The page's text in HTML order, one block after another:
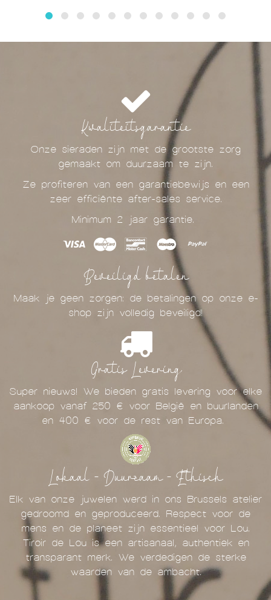
Kwaliteitsgarantie
Onze sieraden zijn met de grootste zorg
gemaakt om duurzaam te zijn.
Ze profiteren van een garantiebewijs en een
zeer efficiënte after-sales service.
Minimum 2 jaar garantie.
Beveiligd betalen
Maak je geen zorgen: de betalingen op onze e-
shop zijn volledig beveiligd!
Gratis Levering
Super nieuws! We bieden gratis levering voor elke
aankoop vanaf 250 € voor België en buurlanden
en 400 € voor de rest van Europa.
Lokaal - Duurzaam - Ethisch
Elk van onze juwelen werd in ons Brussels atelier
gedroomd en geproduceerd. Respect voor de
mens en de planeet zijn essentieel voor Lou.
Tiroir de Lou is een artisanaal, authentiek en
transparant merk. We verdedigen de sterke
waarden van de ambacht.